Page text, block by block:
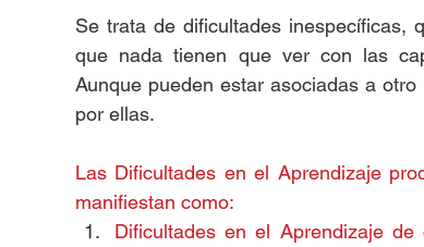
Se trata de dificultades inespecíficas,
que nada tienen que ver con las
Aunque pueden estar asociadas a
por ellas.
Las Dificultades en el Aprendizaje
manifiestan como:
Dificultades en el Aprendizaje de